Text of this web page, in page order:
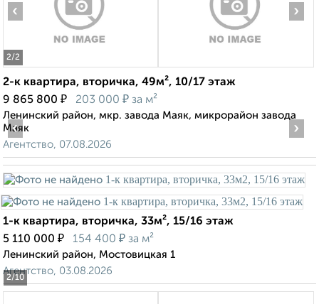
2/2
‹ ›
2-к квартира, вторичка, 49м², 10/17 этаж
9 865 800 ₽ 203 000 ₽ за м²
Ленинский район, мкр. завода Маяк, микрорайон завода
Маяк
Агентство, 07.08.2026
2/10
‹ ›
1-к квартира, вторичка, 33м², 15/16 этаж
5 110 000 ₽ 154 400 ₽ за м²
Ленинский район, Мостовицкая 1
Агентство, 03.08.2026